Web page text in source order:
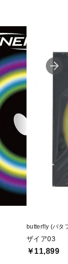
butterfly (バタ
ザイア03
￥11,899